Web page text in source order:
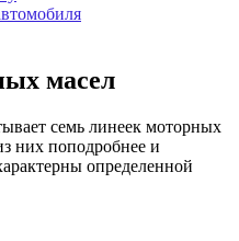
масел
семь линеек моторных
них поподробнее и
определенной